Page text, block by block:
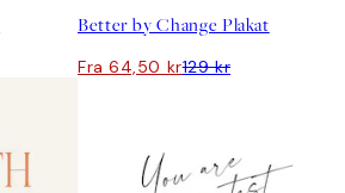
Better by Change Plakat
Fra 64,50 kr129 kr